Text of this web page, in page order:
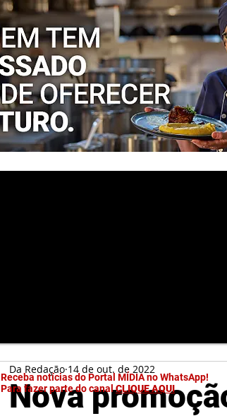
Nova
Da Redação 14 de out. de 2022
Receba notícias do Portal MÍDIA no WhatsApp!
Para fazer parte do canalCLIQUE AQUI